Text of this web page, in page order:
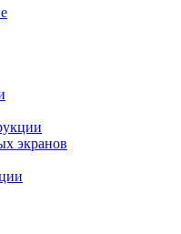
экранов